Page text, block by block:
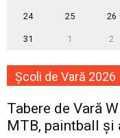
24 25 26
31 1 2
Școli de Vară 2026
Tabere de Vară
MTB, paintball și